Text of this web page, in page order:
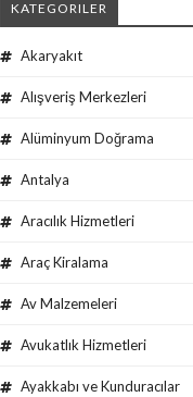
KATEGORILER
Akaryakıt
Alışveriş Merkezleri
Alüminyum Doğrama
Antalya
Aracılık Hizmetleri
Araç Kiralama
Av Malzemeleri
Avukatlık Hizmetleri
Ayakkabı ve Kunduracılar